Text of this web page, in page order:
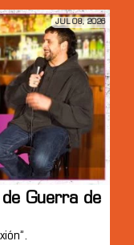
JUL 08, 2026
Guerra de